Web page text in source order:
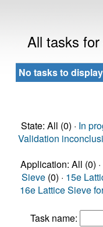
All tasks
No tasks to display
State: All (0) · In
Validation
Application: All (0) ·
Sieve (0) · 15e
16e Lattice Sieve
Task name: